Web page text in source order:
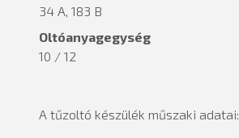
34 A, 183 B
Oltóanyagegység
10 / 12
A tűzoltó készülék műszaki adatai: